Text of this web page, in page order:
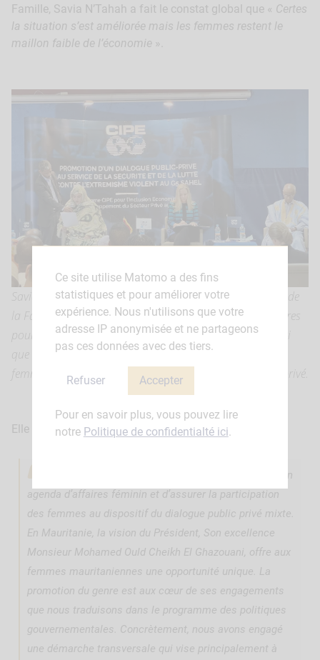
Famille, Savia N’Tahah a fait le constat global que « Certes
la situation s’est améliorée mais les femmes restent le
maillon faible de l’économie ».
Savia N’tahah, Ministre de l’Action sociale, de l’Enfance et de
la Famille intervenant sur la thématique “Enjeux prioritaires
pour un développement inclusif et durable du Sahel” ainsi
que sur la question de l’importance de l’intégration de la
femme dans les politiques de développement du secteur privé.
Elle est intervenue ensuite sur ce point en mentionnant:
J’apprécie l’action du CIPE qui vise à développer un
agenda d’affaires féminin et d’assurer la participation
des femmes au dispositif du dialogue public privé mixte.
En Mauritanie, la vision du Président, Son excellence
Monsieur Mohamed Ould Cheikh El Ghazouani, offre aux
femmes mauritaniennes une opportunité unique. La
promotion du genre est aux cœur de ses engagements
que nous traduisons dans le programme des politiques
gouvernementales. Concrètement, nous avons engagé
une démarche transversale qui vise principalement à
Ce site utilise Matomo a des fins
statistiques et pour améliorer votre
expérience. Nous n'utilisons que votre
adresse IP anonymisée et ne partageons
pas ces données avec des tiers.
Refuser Accepter
Pour en savoir plus, vous pouvez lire
notre Politique de confidentialté ici.